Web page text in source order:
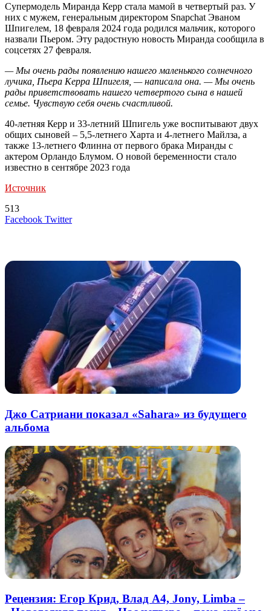
Супермодель Миранда Керр стала мамой в четвертый раз. У
них с мужем, генеральным директором Snapchat Эваном
Шпигелем, 18 февраля 2024 года родился мальчик, которого
назвали Пьером. Эту радостную новость Миранда сообщила в
соцсетях 27 февраля.
— Мы очень рады появлению нашего маленького солнечного
лучика, Пьера Керра Шпигеля, — написала она. — Мы очень
рады приветствовать нашего четвертого сына в нашей
семье. Чувствую себя очень счастливой.
40-летняя Керр и 33-летний Шпигель уже воспитывают двух
общих сыновей – 5,5-летнего Харта и 4-летнего Майлза, а
также 13-летнего Флинна от первого брака Миранды с
актером Орландо Блумом. О новой беременности стало
известно в сентябре 2023 года
Источник
513
Facebook TwitterLinkedIn
Tumblr
Reddit
Вконтакте
Одноклассники
Skype
Messenger
Messenger
WhatsApp
Telegram
Viber
Line
Поделиться
Печатать
Джо Сатриани показал «Sahara» из будущего
альбома
Рецензия: Егор Крид, Влад А4, Jony, Limba –